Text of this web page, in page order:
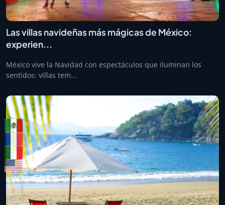
Las villas navideñas más mágicas de México:
experien...
México vive la Navidad con espectáculos que iluminan los
sentidos: villas tem...